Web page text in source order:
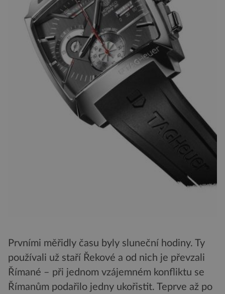
Prvními měřidly času byly sluneční hodiny. Ty
používali už staří Řekové a od nich je převzali
Římané – při jednom vzájemném konfliktu se
Římanům podařilo jedny ukořistit. Teprve až po